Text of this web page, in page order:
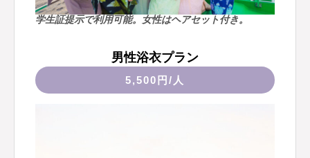
学生証提示で利用可能。女性はヘアセット付き。
男性浴衣プラン
5,500円/人